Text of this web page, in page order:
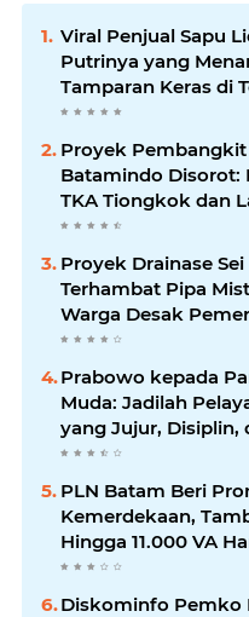
Viral Penjual Sapu
Putrinya yang
Tamparan Keras di
Maraknya Korupsi
Proyek
Batamindo Disorot:
TKA Tiongkok dan
Liputan Wartawan
Perhatian
Proyek Drainase
Terhambat Pipa
Warga Desak
Hasil Uji Sampel Air
Prabowo kepada
Muda: Jadilah
yang Jujur, Disiplin,
Korupsi
PLN Batam Beri
Kemerdekaan,
Hingga 11.000 VA
Ribu
Diskominfo Pemko